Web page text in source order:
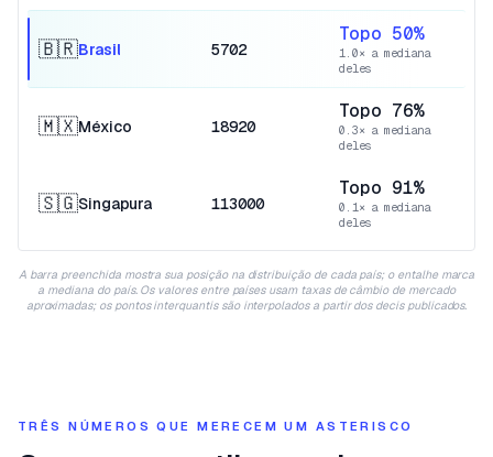
🇧🇷Brasil 5702
Topo 50%
1.0× a mediana
deles
🇲🇽México 18920
Topo 76%
0.3× a mediana
deles
🇸🇬Singapura 113000
Topo 91%
0.1× a mediana
deles
A barra preenchida mostra sua posição na distribuição de cada país; o entalhe marca
a mediana do país. Os valores entre países usam taxas de câmbio de mercado
aproximadas; os pontos interquantis são interpolados a partir dos decis publicados.
TRÊS NÚMEROS QUE MERECEM UM ASTERISCO